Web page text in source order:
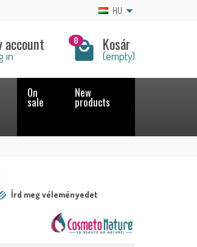
HU
account
in
0 Kosár
(empty)
On
sale
New
products
Írd meg véleményedet